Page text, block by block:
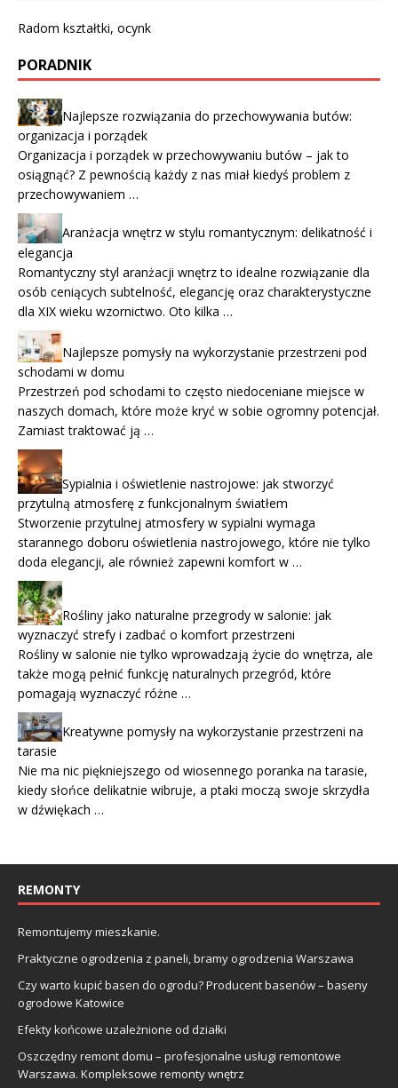
Radom kształtki, ocynk
PORADNIK
Najlepsze rozwiązania do przechowywania butów:
organizacja i porządek
Organizacja i porządek w przechowywaniu butów – jak to
osiągnąć? Z pewnością każdy z nas miał kiedyś problem z
przechowywaniem …
Aranżacja wnętrz w stylu romantycznym: delikatność i
elegancja
Romantyczny styl aranżacji wnętrz to idealne rozwiązanie dla
osób ceniących subtelność, elegancję oraz charakterystyczne
dla XIX wieku wzornictwo. Oto kilka …
Najlepsze pomysły na wykorzystanie przestrzeni pod
schodami w domu
Przestrzeń pod schodami to często niedoceniane miejsce w
naszych domach, które może kryć w sobie ogromny potencjał.
Zamiast traktować ją …
Sypialnia i oświetlenie nastrojowe: jak stworzyć
przytulną atmosferę z funkcjonalnym światłem
Stworzenie przytulnej atmosfery w sypialni wymaga
starannego doboru oświetlenia nastrojowego, które nie tylko
doda elegancji, ale również zapewni komfort w …
Rośliny jako naturalne przegrody w salonie: jak
wyznaczyć strefy i zadbać o komfort przestrzeni
Rośliny w salonie nie tylko wprowadzają życie do wnętrza, ale
także mogą pełnić funkcję naturalnych przegród, które
pomagają wyznaczyć różne …
Kreatywne pomysły na wykorzystanie przestrzeni na
tarasie
Nie ma nic piękniejszego od wiosennego poranka na tarasie,
kiedy słońce delikatnie wibruje, a ptaki moczą swoje skrzydła
w dźwiękach …
REMONTY
Remontujemy mieszkanie.
Praktyczne ogrodzenia z paneli, bramy ogrodzenia Warszawa
Czy warto kupić basen do ogrodu? Producent basenów – baseny
ogrodowe Katowice
Efekty końcowe uzależnione od działki
Oszczędny remont domu – profesjonalne usługi remontowe
Warszawa. Kompleksowe remonty wnętrz